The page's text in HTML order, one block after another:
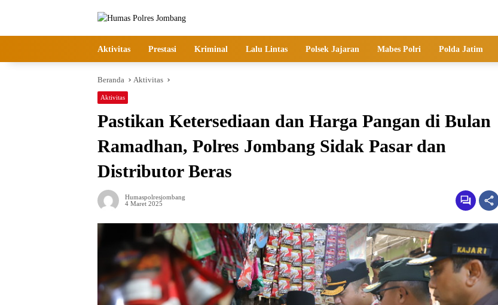
Aktivitas Prestasi Kriminal Lalu Lintas Polsek Jajaran Mabes Polri Polda Jatim
Beranda Aktivitas
Aktivitas
Pastikan Ketersediaan dan Harga Pangan di Bulan
Ramadhan, Polres Jombang Sidak Pasar dan
Distributor Beras
Humaspolresjombang
4 Maret 2025